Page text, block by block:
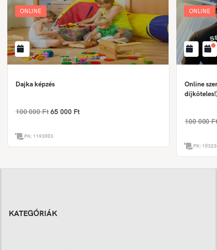
ONLINE
Dajka képzés
100 000 Ft 65 000 Ft
PK: 1193003
ONLINE
Online
100 000
PK:
KATEGÓRIÁK